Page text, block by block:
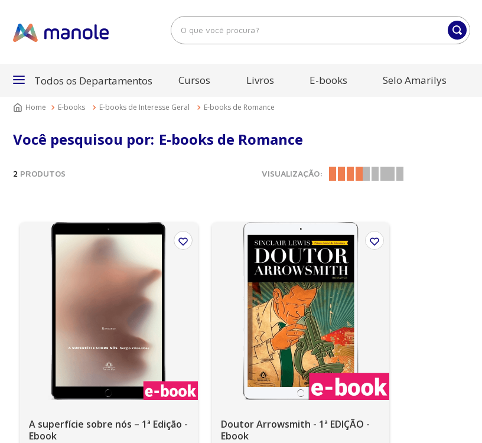
O que você procura?
Todos os Departamentos Cursos Livros E-books Selo Amarilys
E-books E-books de Interesse Geral E-books de Romance
Você pesquisou por: E-books de Romance
2 PRODUTOS VISUALIZAÇÃO:
A superfície sobre nós – 1ª Edição -
Ebook
Doutor Arrowsmith - 1ª EDIÇÃO -
Ebook